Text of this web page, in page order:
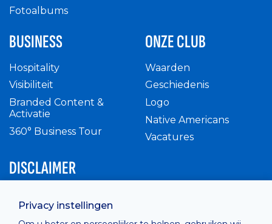
Privacy instellingen
Fotoalbums
BUSINESS
Hospitality
Visibiliteit
Branded Content &
Activatie
360° Business Tour
ONZE CLUB
Waarden
Geschiedenis
Logo
Native Americans
Vacatures
DISCLAIMER
Privacy Policy